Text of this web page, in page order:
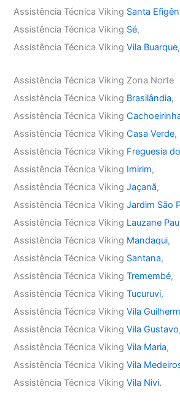
Assistência Técnica Viking Santa
Assistência Técnica Viking Sé,
Assistência Técnica VikingVila Buarque,
Assistência Técnica Viking Zona Norte
Assistência Técnica Viking Brasilândia,
Assistência Técnica Viking
Assistência Técnica VikingCasa Verde,
Assistência Técnica Viking Freguesia
Assistência Técnica Viking Imirim,
Assistência Técnica VikingJaçanã,
Assistência Técnica VikingJardim São
Assistência Técnica Viking Lauzane
Assistência Técnica Viking Mandaqui,
Assistência Técnica Viking Santana,
Assistência Técnica VikingTremembé,
Assistência Técnica VikingTucuruvi,
Assistência Técnica VikingVila
Assistência Técnica VikingVila Gustavo,
Assistência Técnica VikingVila Maria,
Assistência Técnica VikingVila
Assistência Técnica VikingVila Nivi.